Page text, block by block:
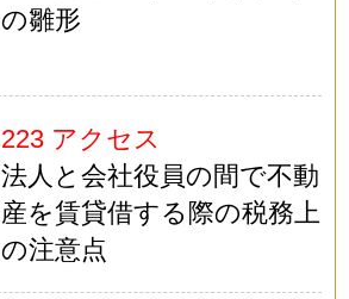
の雛形
223 アクセス
法人と会社役員の間で不動
産を賃貸借する際の税務上
の注意点